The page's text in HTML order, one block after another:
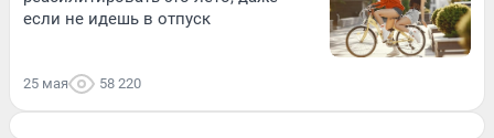
если не идешь в отпуск
25 мая 58 220